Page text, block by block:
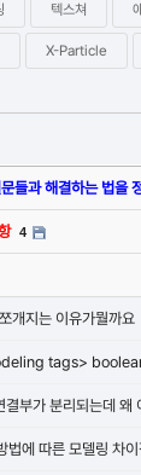
첩
로젝트 의뢰
텍스쳐
X-Particle
들과 해결하는 법을
4
개지는 이유가뭘까요
tags>
부가 분리되는데 왜
에 따른 모델링 차